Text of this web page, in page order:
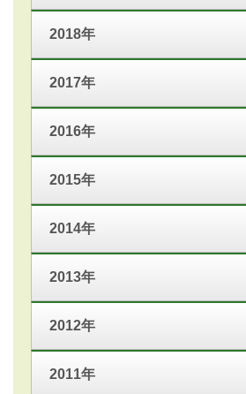
2018年
2017年
2016年
2015年
2014年
2013年
2012年
2011年